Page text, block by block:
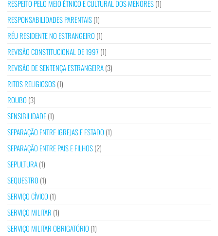
RESPEITO PELO MEIO ÉTNICO E CULTURAL DOS MENORES(1)
RESPONSABILIDADES PARENTAIS(1)
RÉU RESIDENTE NO ESTRANGEIRO (1)
REVISÃO CONSTITUCIONAL DE 1997 (1)
REVISÃO DE SENTENÇA ESTRANGEIRA(3)
RITOS RELIGIOSOS(1)
ROUBO (3)
SENSIBILIDADE(1)
SEPARAÇÃO ENTRE IGREJAS E ESTADO (1)
SEPARAÇÃO ENTRE PAIS E FILHOS(2)
SEPULTURA(1)
SEQUESTRO (1)
SERVIÇO CÍVICO (1)
SERVIÇO MILITAR (1)
SERVIÇO MILITAR OBRIGATÓRIO (1)